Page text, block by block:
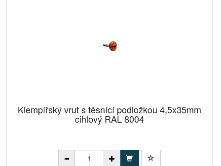
Klempířský vrut s těsnící podložkou 4,5x35mm
cihlový RAL 8004